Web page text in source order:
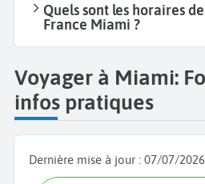
Quels sont les horaires
France Miami ?
Voyager à Miami:
infos pratiques
Dernière mise à jour : 07/07/2026